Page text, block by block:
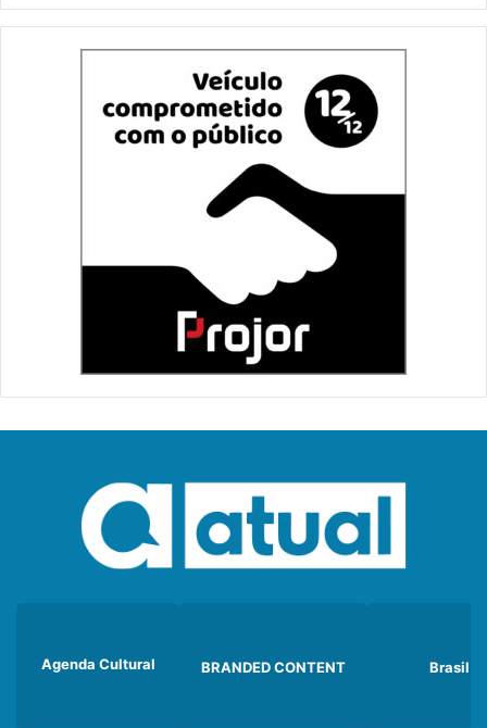
Agenda Cultural BRANDED CONTENT Brasil